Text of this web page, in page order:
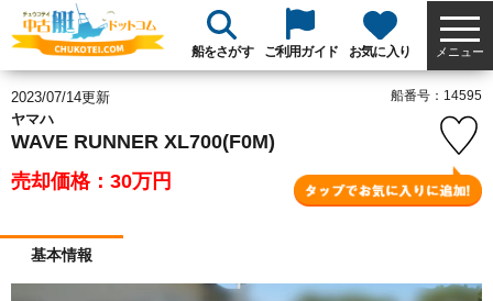
船をさがす ご利用ガイド お気に入り メニュー
2023/07/14更新
ヤマハ
WAVE RUNNER XL700(F0M)
売却価格：30万円
船番号：14595
基本情報